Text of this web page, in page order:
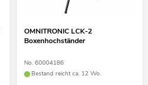
OMNITRONIC LCK-2
Boxenhochständer
No. 60004186
Bestand reicht ca. 12 Wo.